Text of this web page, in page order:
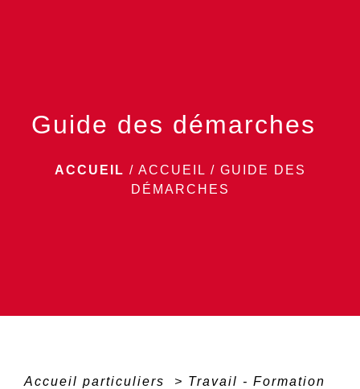
Guide des démarches
ACCUEIL / ACCUEIL / GUIDE DES
DÉMARCHES
Accueil particuliers > Travail - Formation